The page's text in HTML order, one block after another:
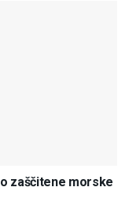
zaščitene morske